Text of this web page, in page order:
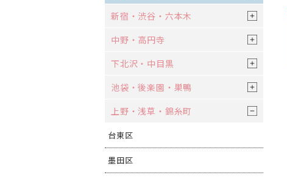
新宿・渋谷・六本木
中野・高円寺
下北沢・中目黒
池袋・後楽園・巣鴨
上野・浅草・錦糸町
台東区
墨田区